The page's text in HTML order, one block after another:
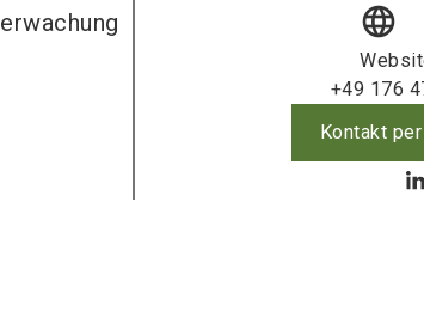
language
+49 176
Kontakt